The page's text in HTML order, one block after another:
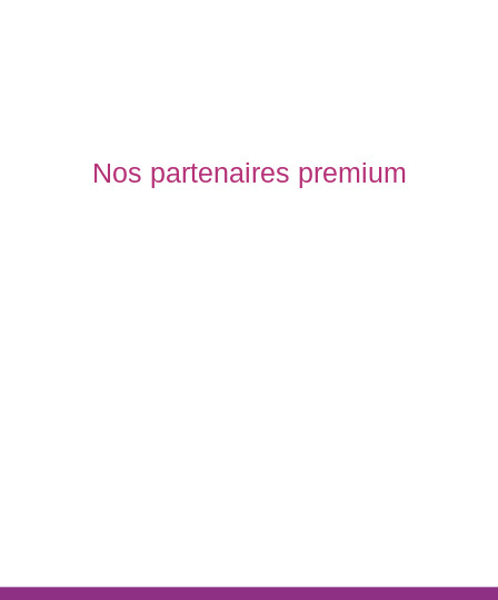
Nos partenaires premium